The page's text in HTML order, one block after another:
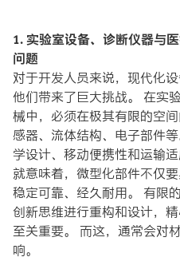
1. 实验室设备、诊断仪器与
问题
对于开发人员来说，现代化
他们带来了巨大挑战。 在实
械中，必须在极其有限的空
感器、流体结构、电子部件
学设计、移动便携性和运输
就意味着，微型化部件不仅
稳定可靠、经久耐用。 有限
创新思维进行重构和设计，
至关重要。 而这，通常会对
响。